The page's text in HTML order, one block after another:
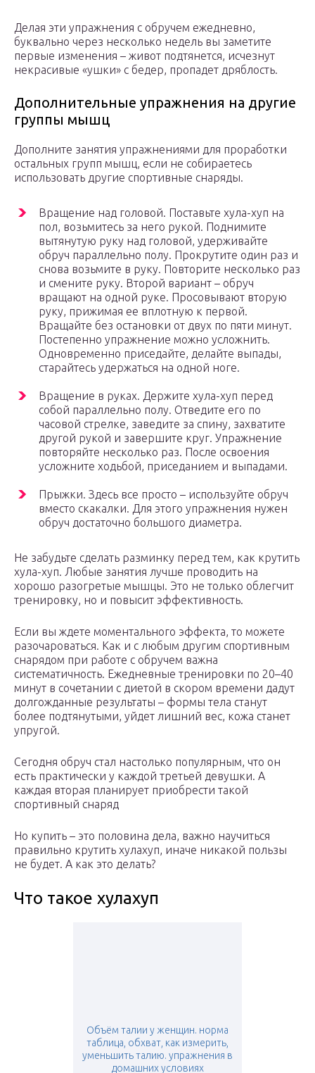
Делая эти упражнения с обручем ежедневно,
буквально через несколько недель вы заметите
первые изменения – живот подтянется, исчезнут
некрасивые «ушки» с бедер, пропадет дряблость.
Дополнительные упражнения на другие
группы мышц
Дополните занятия упражнениями для проработки
остальных групп мышц, если не собираетесь
использовать другие спортивные снаряды.
Вращение над головой. Поставьте хула-хуп на
пол, возьмитесь за него рукой. Поднимите
вытянутую руку над головой, удерживайте
обруч параллельно полу. Прокрутите один раз и
снова возьмите в руку. Повторите несколько раз
и смените руку. Второй вариант – обруч
вращают на одной руке. Просовывают вторую
руку, прижимая ее вплотную к первой.
Вращайте без остановки от двух по пяти минут.
Постепенно упражнение можно усложнить.
Одновременно приседайте, делайте выпады,
старайтесь удержаться на одной ноге.
Вращение в руках. Держите хула-хуп перед
собой параллельно полу. Отведите его по
часовой стрелке, заведите за спину, захватите
другой рукой и завершите круг. Упражнение
повторяйте несколько раз. После освоения
усложните ходьбой, приседанием и выпадами.
Прыжки. Здесь все просто – используйте обруч
вместо скакалки. Для этого упражнения нужен
обруч достаточно большого диаметра.
Не забудьте сделать разминку перед тем, как крутить
хула-хуп. Любые занятия лучше проводить на
хорошо разогретые мышцы. Это не только облегчит
тренировку, но и повысит эффективность.
Если вы ждете моментального эффекта, то можете
разочароваться. Как и с любым другим спортивным
снарядом при работе с обручем важна
систематичность. Ежедневные тренировки по 20–40
минут в сочетании с диетой в скором времени дадут
долгожданные результаты – формы тела станут
более подтянутыми, уйдет лишний вес, кожа станет
упругой.
Сегодня обруч стал настолько популярным, что он
есть практически у каждой третьей девушки. А
каждая вторая планирует приобрести такой
спортивный снаряд
Но купить – это половина дела, важно научиться
правильно крутить хулахуп, иначе никакой пользы
не будет. А как это делать?
Что такое хулахуп
Объём талии у женщин. норма
таблица, обхват, как измерить,
уменьшить талию. упражнения в
домашних условиях